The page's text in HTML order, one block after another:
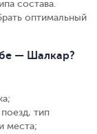
состава.
оптимальный
— Шалкар?
;
тип
места;